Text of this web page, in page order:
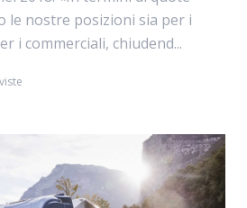
le nostre posizioni sia per i
i commerciali, chiudend...